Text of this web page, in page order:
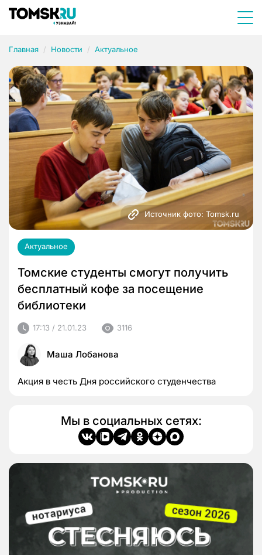
Главная Новости Актуальное
Источник фото: Tomsk.ru
Актуальное
Томские студенты смогут получить
бесплатный кофе за посещение
библиотеки
17:13 / 21.01.23 3116
Маша Лобанова
Акция в честь Дня российского студенчества
Мы в социальных сетях: